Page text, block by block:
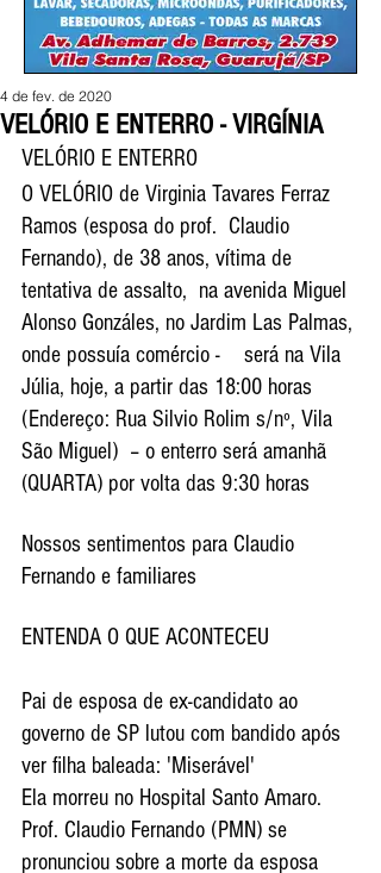
VELÓRIO E ENTERRO - VIRGÍNIA
4 de fev. de 2020
VELÓRIO E ENTERRO
O VELÓRIO de Virginia Tavares Ferraz
Ramos (esposa do prof.  Claudio
Fernando), de 38 anos, vítima de
tentativa de assalto,  na avenida Miguel
Alonso Gonzáles, no Jardim Las Palmas,
onde possuía comércio -    será na Vila
Júlia, hoje, a partir das 18:00 horas
(Endereço: Rua Silvio Rolim s/nº, Vila
São Miguel)  – o enterro será amanhã
(QUARTA) por volta das 9:30 horas
Nossos sentimentos para Claudio
Fernando e familiares
ENTENDA O QUE ACONTECEU
Pai de esposa de ex-candidato ao
governo de SP lutou com bandido após
ver filha baleada: 'Miserável'
Ela morreu no Hospital Santo Amaro.
Prof. Claudio Fernando (PMN) se
pronunciou sobre a morte da esposa